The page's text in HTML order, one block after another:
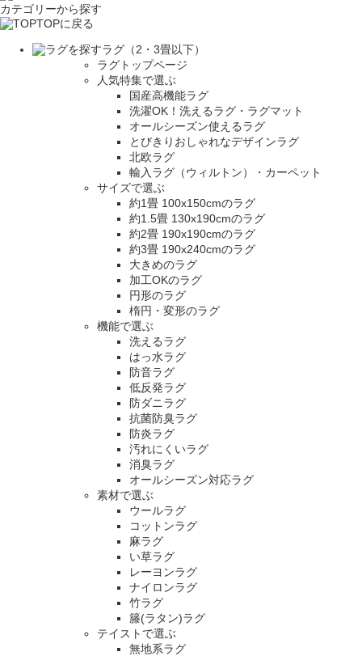
カテゴリーから探す
TOPに戻る
ラグ（2・3畳以下）
ラグトップページ
人気特集で選ぶ
国産高機能ラグ
洗濯OK！洗えるラグ・ラグマット
オールシーズン使えるラグ
とびきりおしゃれなデザインラグ
北欧ラグ
輸入ラグ（ウィルトン）・カーペット
サイズで選ぶ
約1畳 100x150cmのラグ
約1.5畳 130x190cmのラグ
約2畳 190x190cmのラグ
約3畳 190x240cmのラグ
大きめのラグ
加工OKのラグ
円形のラグ
楕円・変形のラグ
機能で選ぶ
洗えるラグ
はっ水ラグ
防音ラグ
低反発ラグ
防ダニラグ
抗菌防臭ラグ
防炎ラグ
汚れにくいラグ
消臭ラグ
オールシーズン対応ラグ
素材で選ぶ
ウールラグ
コットンラグ
麻ラグ
い草ラグ
レーヨンラグ
ナイロンラグ
竹ラグ
籐(ラタン)ラグ
テイストで選ぶ
無地系ラグ